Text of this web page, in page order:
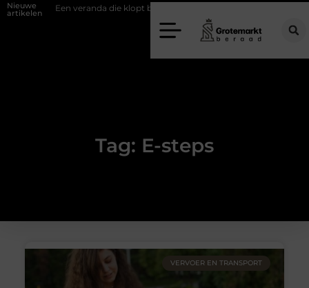
Nieuwe
artikelen Een veranda die klopt begint bij slimme keuzes
Tag: E-steps
VERVOER EN TRANSPORT